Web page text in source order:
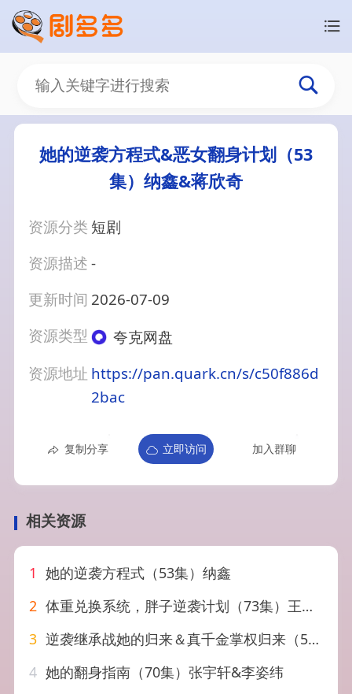
她的逆袭方程式&恶女翻身计划（53
集）纳鑫&蒋欣奇
资源分类 短剧
资源描述-
更新时间 2026-07-09
资源类型
夸克网盘
资源地址 https://pan.quark.cn/s/c50f886d
2bac
复制分享 立即访问 加入群聊
相关资源
1 她的逆袭方程式（53集）纳鑫
2 体重兑换系统，胖子逆袭计划（73集）王凯沐＆李婧也
3 逆袭继承战她的归来＆真千金掌权归来（57集）魏奕菲＆文江
4 她的翻身指南（70集）张宇轩&李姿纬